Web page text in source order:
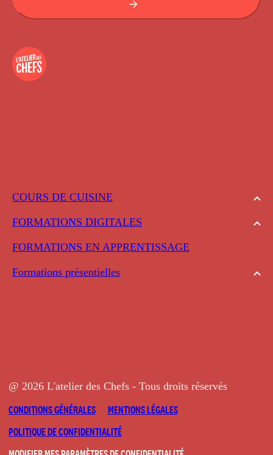
COURS DE CUISINE
FORMATIONS DIGITALES
FORMATIONS EN APPRENTISSAGE
Formations présentielles
@ 2026 L'atelier des Chefs - Tous droits réservés
CONDITIONS GÉNÉRALES
MENTIONS LÉGALES
POLITIQUE DE CONFIDENTIALITÉ